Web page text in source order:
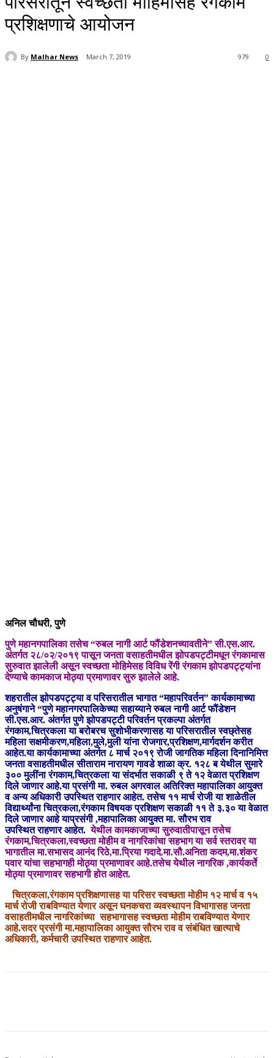
प्रशिक्षणाचे आयोजन
By Malhar News March 7, 2019 0
979
अनिल चौधरी, पुणे
पुणे महानगपालिका तसेच “रुबल नागी आर्ट फौंडेशनच्यावतीने” सी.एस.आर.
अंतर्गत २८/०२/२०१९ पासून जनता वसाहतीमधील झोपडपट्टीमधून रंगकामास
सुरुवात झालेली असूनस्वच्छता मोहिमेसह विविध रेंगी रंगकाम झोपडपट्ट्यांना
देण्याचे कामकाज मोठ्या प्रमाणावर सुरुझालेले आहे.
शहरातील झोपडपट्ट्या व परिसरातील भागात “महापरिवर्तन” कार्यकामाच्या
अनुषंगाने “पुणेमहानगरपालिकेच्या सहाय्याने रुबल नागी आर्ट फौंडेशन
सी.एस.आर. अंतर्गत पुणे झोपडपट्टी परिवर्तनप्रकल्पा अंतर्गत
रंगकाम,चित्रकला या बरोबरच सुशोभीकरणासह या परिसरातील स्वछ्तेसह
महिलासक्षमीकरण,महिला,मुले,मुली यांना रोजगार,प्रशिक्षण,मार्गदर्शन करीत
आहेत.या कार्यकामाच्या अंतर्गत ८ मार्च २०१९ रोजी जागतिक महिला दिनानिमित्त
जनता वसाहतीमधील सीताराम नारायण गावडेशाळा क्र. १२८ ब येथील सुमारे
३०० मुलींना रंगकाम,चित्रकला या संदर्भात सकाळी ९ ते १२ वेळातप्रशिक्षण
दिले जाणार आहे.या प्रसंगी मा. रुबल अगरवाल अतिरिक्त महापालिका आयुक्त
व अन्यअधिकारी उपस्थित राहणार आहेत.तसेच ११ मार्च रोजी या शाळेतील
विद्यार्थ्यांना चित्रकला,रंगकाम विषयक प्रशिक्षण सकाळी ११ ते ३.३० या वेळात
दिले जाणार आहे याप्रसंगी ,महापालिका आयुक्त मा. सौरभ राव
उपस्थितराहणार आहेत. येथील कामकाजाच्या सुरुवातीपासून तसेच
रंगकाम,चित्रकला,स्वच्छता मोहीम व नागरिकांचासहभाग या सर्व स्तरावर या
भागातील मा.सभासद आनंद रिठे,मा.प्रिया गदादे.मा.सौ.अनिताकदम,मा.शंकर
पवार यांचा सहभागही मोठ्या प्रमाणावर आहे.तसेच येथील नागरिक ,कार्यकर्ते
मोठ्याप्रमाणावर सहभागी होत आहेत.
चित्रकला,रंगकाम प्रशिक्षणासह या परिसर स्वच्छता मोहीम १२ मार्च व १५
मार्च रोजीराबविण्यात येणार असून घनकचरा व्यवस्थापन विभागासह जनता
वसाहतीमधील नागरिकांच्यासहभागासह स्वच्छता मोहीम राबविण्यात येणार
आहे.सदर प्रसंगी मा.महापालिका आयुक्त सौरभ राव वसंबंधित खात्याचे
अधिकारी, कर्मचारी उपस्थित राहणार आहेत.